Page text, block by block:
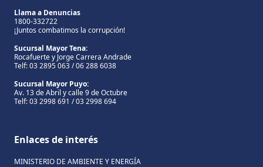
Llama a Denuncias
1800-332722
¡Juntos combatimos la corrupción!
Sucursal Mayor Tena:
Rocafuerte y Jorge Carrera Andrade
Telf: 03 2895 063 / 06 288 6038
Sucursal Mayor Puyo:
Av. 13 de Abril y calle 9 de Octubre
Telf: 03 2998 691 / 03 2998 694
Enlaces de interés
MINISTERIO DE AMBIENTE Y ENERGÍA